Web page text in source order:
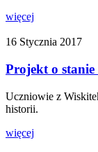
więcej
16 Stycznia 2017
Projekt o
Uczniowie z
historii.
więcej